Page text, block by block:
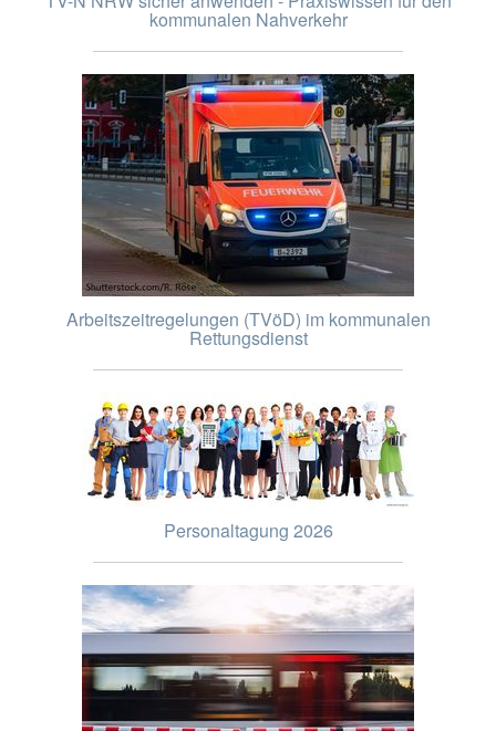
kommunalen Nahverkehr
Arbeitszeitregelungen (TVöD) im kommunalen
Rettungsdienst
Personaltagung 2026